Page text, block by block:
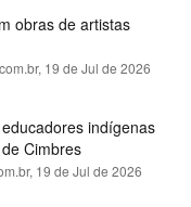
obras de artistas
19 de Jul de 2026
indígenas
Cimbres
19 de Jul de 2026